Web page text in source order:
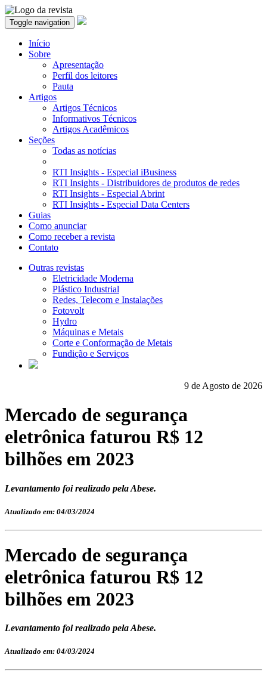
Toggle navigation
Início
Sobre
Apresentação
Perfil dos leitores
Pauta
Artigos
Artigos Técnicos
Informativos Técnicos
Artigos Acadêmicos
Seções
Todas as notícias
RTI Insights - Especial iBusiness
RTI Insights - Distribuidores de produtos de redes
RTI Insights - Especial Abrint
RTI Insights - Especial Data Centers
Guias
Como anunciar
Como receber a revista
Contato
Outras revistas
Eletricidade Moderna
Plástico Industrial
Redes, Telecom e Instalações
Fotovolt
Hydro
Máquinas e Metais
Corte e Conformação de Metais
Fundição e Serviços
9 de Agosto de 2026
Mercado de segurança
eletrônica faturou R$ 12
bilhões em 2023
Levantamento foi realizado pela Abese.
Atualizado em: 04/03/2024
Mercado de segurança
eletrônica faturou R$ 12
bilhões em 2023
Levantamento foi realizado pela Abese.
Atualizado em: 04/03/2024